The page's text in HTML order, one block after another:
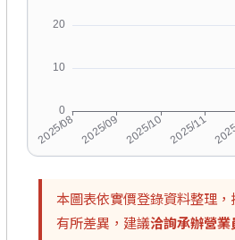
本圖表依實價登錄資料整理
有所差異，建議洽詢承辦營業